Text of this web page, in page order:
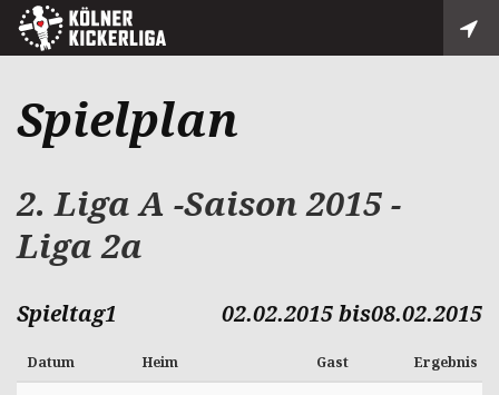
Spielplan
2. Liga A -Saison 2015 -
Liga 2a
Spieltag1 02.02.2015 bis08.02.2015
Datum Heim Gast Ergebnis